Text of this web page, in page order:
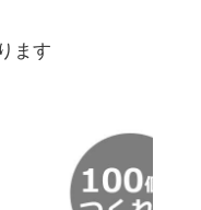
ます